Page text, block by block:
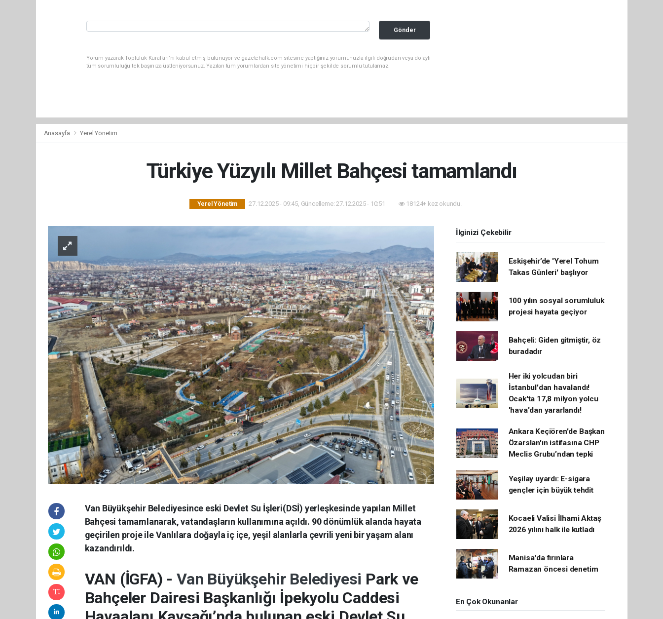
Gönder
Yorum yazarak Topluluk Kuralları’nı kabul etmiş bulunuyor ve gazetehalk.com sitesine yaptığınız yorumunuzla ilgili doğrudan veya dolaylı
tüm sorumluluğu tek başınıza üstleniyorsunuz. Yazılan tüm yorumlardan site yönetimi hiçbir şekilde sorumlu tutulamaz.
Anasayfa Yerel Yönetim
Türkiye Yüzyılı Millet Bahçesi tamamlandı
Yerel Yönetim 27.12.2025 - 09:45, Güncelleme: 27.12.2025 - 10:51 18124+ kez okundu.
Van Büyükşehir Belediyesince eski Devlet Su İşleri(DSİ) yerleşkesinde yapılan Millet
Bahçesi tamamlanarak, vatandaşların kullanımına açıldı. 90 dönümlük alanda hayata
geçirilen proje ile Vanlılara doğayla iç içe, yeşil alanlarla çevrili yeni bir yaşam alanı
kazandırıldı.
VAN (İGFA) -Van Büyükşehir Belediyesi Park ve
Bahçeler Dairesi Başkanlığı İpekyolu Caddesi
İlginizi Çekebilir
Eskişehir’de 'Yerel Tohum
Takas Günleri' başlıyor
100 yılın sosyal sorumluluk
projesi hayata geçiyor
Bahçeli: Giden gitmiştir, öz
buradadır
Her iki yolcudan biri
İstanbul'dan havalandı!
Ocak'ta 17,8 milyon yolcu
'hava'dan yararlandı!
Ankara Keçiören'de Başkan
Özarslan'ın istifasına CHP
Meclis Grubu’ndan tepki
Yeşilay uyardı: E-sigara
gençler için büyük tehdit
Kocaeli Valisi İlhami Aktaş
2026 yılını halk ile kutladı
Manisa'da fırınlara
Ramazan öncesi denetim
En Çok Okunanlar